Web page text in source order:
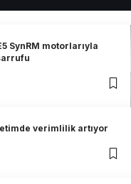
SynRM motorlarıyla
verimlilik artıyor